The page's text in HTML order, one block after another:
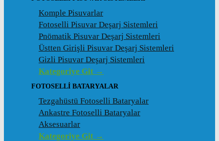
Komple Pisuvarlar
Fotoselli Pisuvar Deşarj Sistemleri
Pnömatik Pisuvar Deşarj Sistemleri
Üstten Girişli Pisuvar Deşarj Sistemleri
Gizli Pisuvar Deşarj Sistemleri
Kategoriye Git →
FOTOSELLI BATARYALAR
Tezgahüstü Fotoselli Bataryalar
Ankastre Fotoselli Bataryalar
Aksesuarlar
Kategoriye Git →